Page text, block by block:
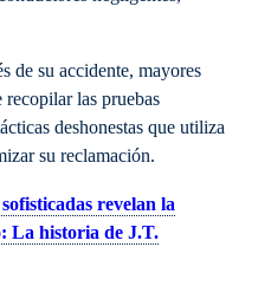
de su accidente, mayores
recopilar las pruebas
deshonestas que utiliza
su reclamación.
revelan la
La historia de J.T.